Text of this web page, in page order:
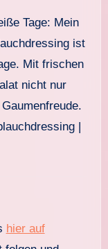
|
hier auf